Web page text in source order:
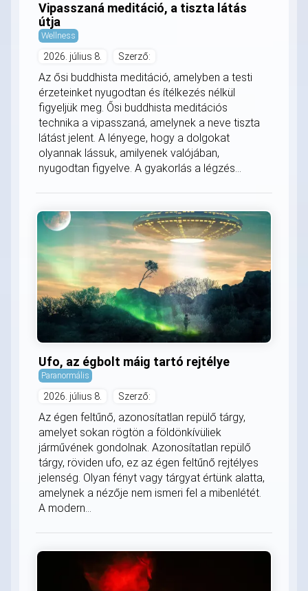
Vipasszaná meditáció, a tiszta látás
útja
Wellness
2026. július 8. Szerző:
Az ősi buddhista meditáció, amelyben a testi
érzeteinket nyugodtan és ítélkezés nélkül
figyeljük meg. Ősi buddhista meditációs
technika a vipasszaná, amelynek a neve tiszta
látást jelent. A lényege, hogy a dolgokat
olyannak lássuk, amilyenek valójában,
nyugodtan figyelve. A gyakorlás a légzés...
Ufo, az égbolt máig tartó rejtélye
Paranormális
2026. július 8. Szerző:
Az égen feltűnő, azonosítatlan repülő tárgy,
amelyet sokan rögtön a földönkívüliek
járművének gondolnak. Azonosítatlan repülő
tárgy, röviden ufo, ez az égen feltűnő rejtélyes
jelenség. Olyan fényt vagy tárgyat értünk alatta,
amelynek a nézője nem ismeri fel a mibenlétét.
A modern...